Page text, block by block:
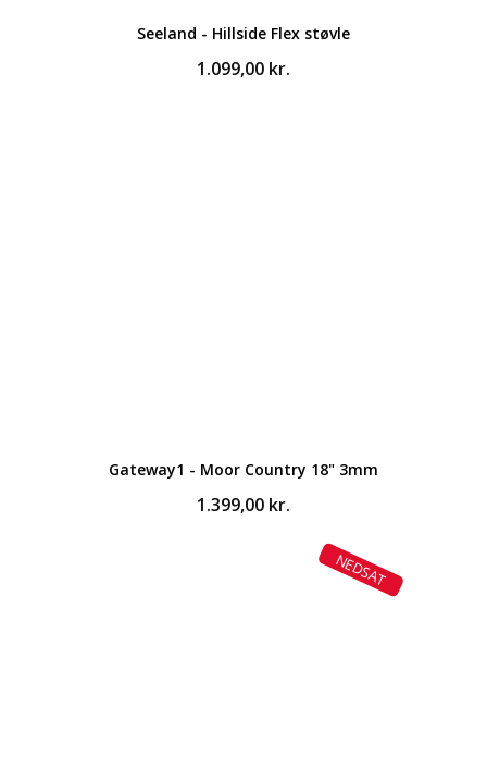
Seeland - Hillside Flex støvle
1.099,00 kr.
Gateway1 - Moor Country 18" 3mm
1.399,00 kr.
NEDSAT